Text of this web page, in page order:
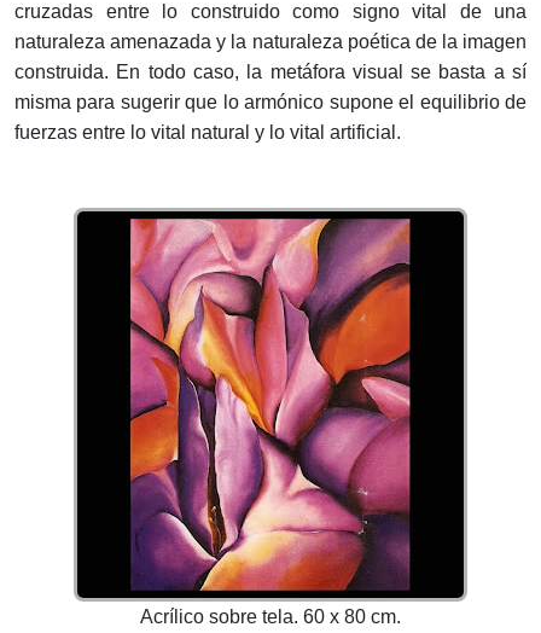
cruzadas entre lo construido como signo vital de una
naturaleza amenazada y la naturaleza poética de la imagen
construida. En todo caso, la metáfora visual se basta a sí
misma para sugerir que lo armónico supone el equilibrio de
fuerzas entre lo vital natural y lo vital artificial.
Acrílico sobre tela. 60 x 80 cm.